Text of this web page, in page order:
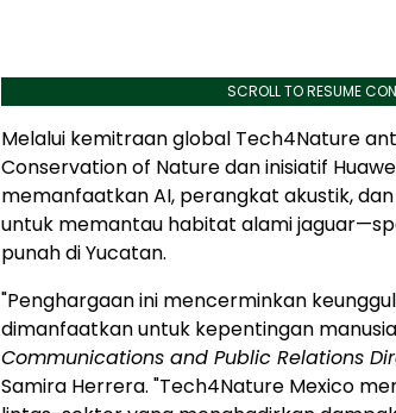
SCROLL TO RESUME
Melalui kemitraan global Tech4Nature
Conservation of Nature dan inisiatif
memanfaatkan AI, perangkat akustik,
untuk memantau habitat alami
punah di Yucatan.
"Penghargaan ini mencerminkan
dimanfaatkan untuk kepentingan
Communications and Public Relations
Samira Herrera. "Tech4Nature Mexico